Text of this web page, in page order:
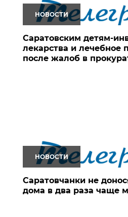
НОВОСТИ
Саратовским детям-
лекарства и лечебное
после жалоб в
НОВОСТИ
Саратовчанки не
дома в два раза чаще